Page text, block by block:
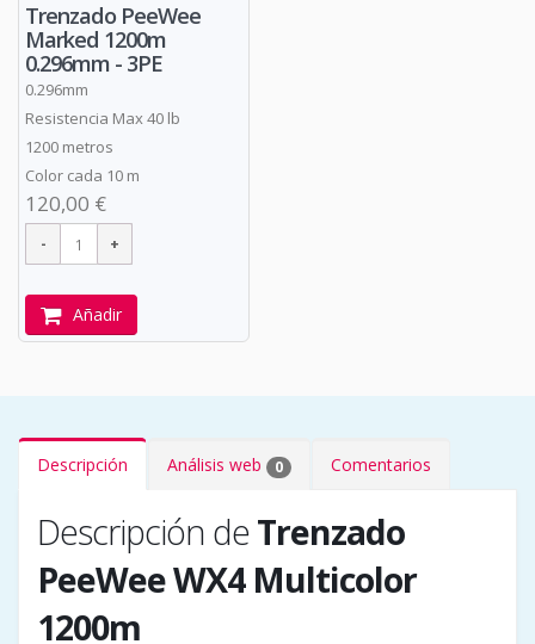
Trenzado PeeWee
Marked 1200m
0.296mm - 3PE
0.296mm
Resistencia Max 40 lb
1200 metros
Color cada 10 m
120,00 €
Añadir
Descripción Análisis web 0 Comentarios
Descripción deTrenzado
PeeWee WX4 Multicolor
1200m